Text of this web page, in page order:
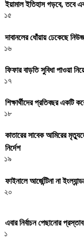
ইয়ামাল ইতিহাস গড়বে, তবে
১৫
দাবানলের ধোঁয়ায় ঢেকেছে
১৬
ফিফার বাড়তি সুবিধা পাওয়া
১৭
শিক্ষার্থীদের প্রতিবছর একটি
১৮
কাতারের সাবেক আমিরের
নির্দেশ
১৯
ফাইনালে আর্জেন্টিনা না
২০
এবার নির্বাচন পেছানোর প্রস্তাব
১